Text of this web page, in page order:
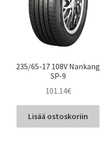
235/65-17 108V Nankang
SP-9
101.14€
Lisää ostoskoriin